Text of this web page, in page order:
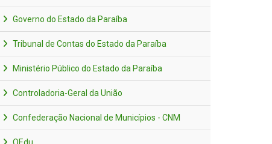
Governo do Estado da Paraíba
Tribunal de Contas do Estado da Paraíba
Ministério Público do Estado da Paraíba
Controladoria-Geral da União
Confederação Nacional de Municípios - CNM
QEdu